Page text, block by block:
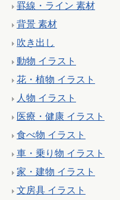
罫線・ライン 素材
背景 素材
吹き出し
動物 イラスト
花・植物 イラスト
人物 イラスト
医療・健康 イラスト
食べ物 イラスト
車・乗り物 イラスト
家・建物 イラスト
文房具 イラスト